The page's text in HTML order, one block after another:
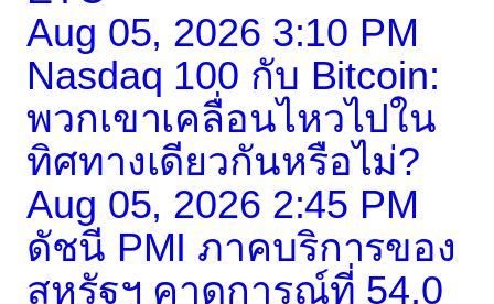
Aug 05, 2026 3:10 PM
Nasdaq 100 กับ Bitcoin:
พวกเขาเคลื่อนไหวไปใน
ทิศทางเดียวกันหรือไม่?
Aug 05, 2026 2:45 PM
ดัชนี PMI ภาคบริการของ
สหรัฐฯ คาดการณ์ที่ 54.0